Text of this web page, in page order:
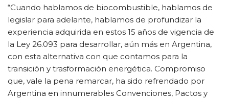
“Cuando hablamos de biocombustible, hablamos de
legislar para adelante, hablamos de profundizar la
experiencia adquirida en estos 15 años de vigencia de
la Ley 26.093 para desarrollar, aún más en Argentina,
con esta alternativa con que contamos para la
transición y trasformación energética. Compromiso
que, vale la pena remarcar, ha sido refrendado por
Argentina en innumerables Convenciones, Pactos y